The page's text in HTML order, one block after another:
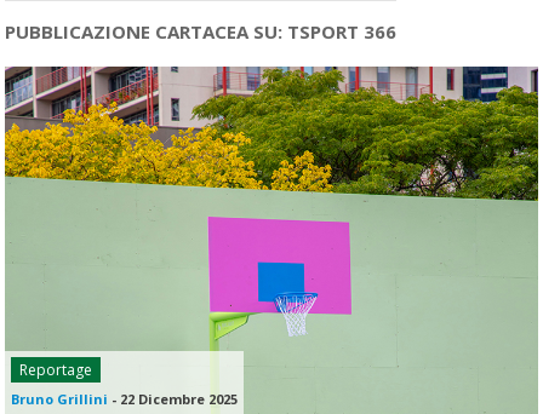
PUBBLICAZIONE CARTACEA SU: TSPORT 366
Reportage
Bruno Grillini - 22 Dicembre 2025